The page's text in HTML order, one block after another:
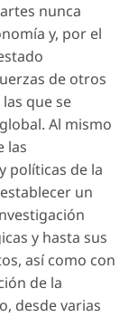
nunca
y, por el
de otros
que se
Al mismo
las
políticas de la
un
y hasta sus
así como con
de la
desde varias